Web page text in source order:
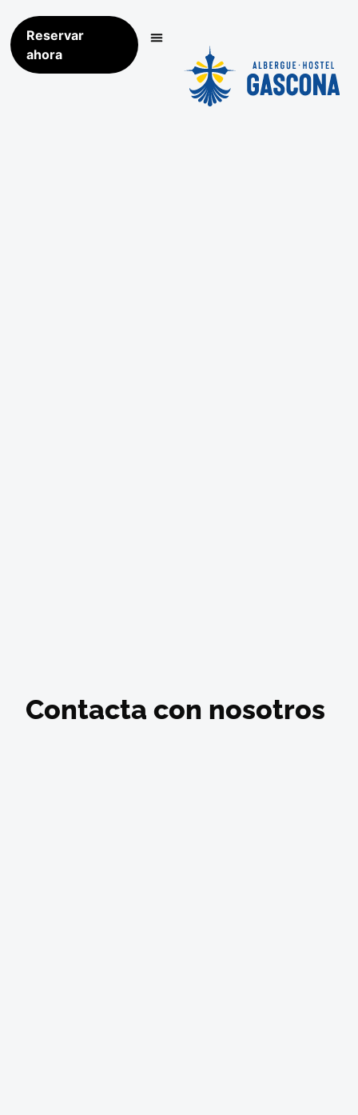
Reservar
ahora
Contacta con nosotros